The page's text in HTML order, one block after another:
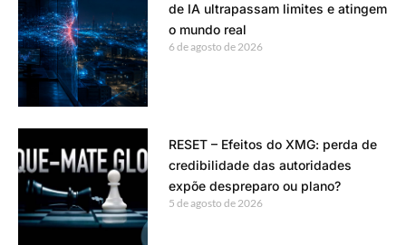
de IA ultrapassam limites e atingem
o mundo real
6 de agosto de 2026
RESET – Efeitos do XMG: perda de
credibilidade das autoridades
expõe despreparo ou plano?
5 de agosto de 2026